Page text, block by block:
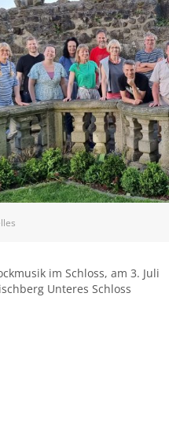
im Schloss, am 3. Juli
Unteres Schloss